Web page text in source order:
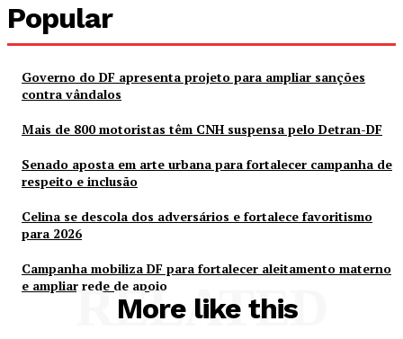
Popular
Governo do DF apresenta projeto para ampliar sanções
contra vândalos
Mais de 800 motoristas têm CNH suspensa pelo Detran-DF
Senado aposta em arte urbana para fortalecer campanha de
respeito e inclusão
Celina se descola dos adversários e fortalece favoritismo
para 2026
Campanha mobiliza DF para fortalecer aleitamento materno
e ampliar rede de apoio
More like this
RELATED